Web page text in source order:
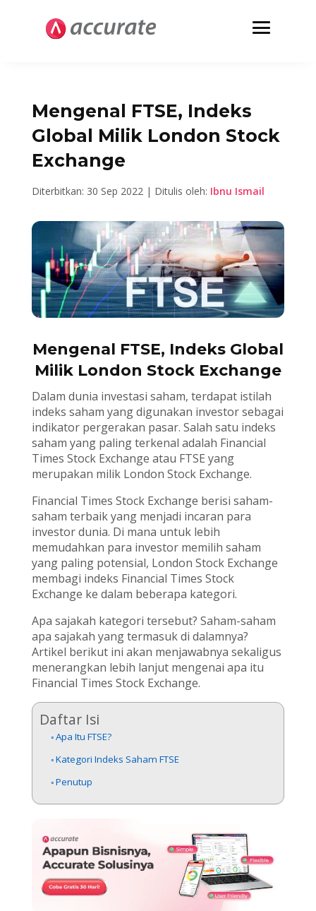
Mengenal FTSE, Indeks
Global Milik London Stock
Exchange
Diterbitkan: 30 Sep 2022 | Ditulis oleh: Ibnu Ismail
Mengenal FTSE, Indeks Global
Milik London Stock Exchange
Dalam dunia investasi saham, terdapat istilah
indeks saham yang digunakan investor sebagai
indikator pergerakan pasar. Salah satu indeks
saham yang paling terkenal adalah Financial
Times Stock Exchange atau FTSE yang
merupakan milik London Stock Exchange.
Financial Times Stock Exchange berisi saham-
saham terbaik yang menjadi incaran para
investor dunia. Di mana untuk lebih
memudahkan para investor memilih saham
yang paling potensial, London Stock Exchange
membagi indeks Financial Times Stock
Exchange ke dalam beberapa kategori.
Apa sajakah kategori tersebut? Saham-saham
apa sajakah yang termasuk di dalamnya?
Artikel berikut ini akan menjawabnya sekaligus
menerangkan lebih lanjut mengenai apa itu
Financial Times Stock Exchange.
Daftar Isi
Apa Itu FTSE?
Kategori Indeks Saham FTSE
Penutup